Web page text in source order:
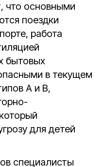
что основными
поездки
работа
бытовых
в текущем
А и В,
для детей
специалисты